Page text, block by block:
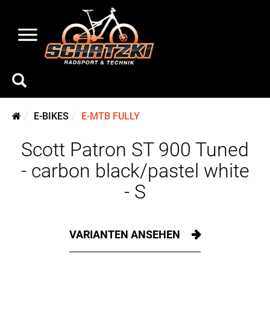
E-BIKES E-MTB FULLY
Scott Patron ST 900 Tuned
- carbon black/pastel white
- S
VARIANTEN ANSEHEN